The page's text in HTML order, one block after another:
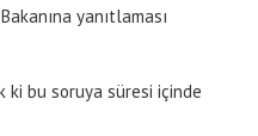
yanıtlaması
ki bu soruya süresi içinde